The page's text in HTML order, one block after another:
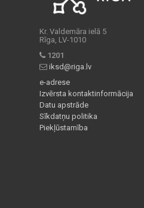
Kr. Valdemāra ielā 5
Rīga, LV-1010
1201
iksd@riga.lv
e-adrese
Izvērsta kontaktinformācija
Datu apstrāde
Sīkdatņu politika
Piekļūstamība